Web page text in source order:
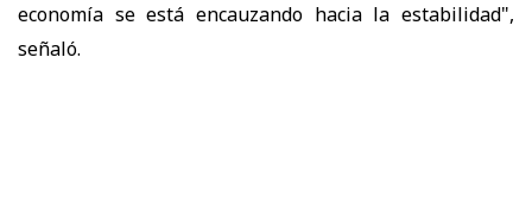
economía se está encauzando hacia la estabilidad",
señaló.